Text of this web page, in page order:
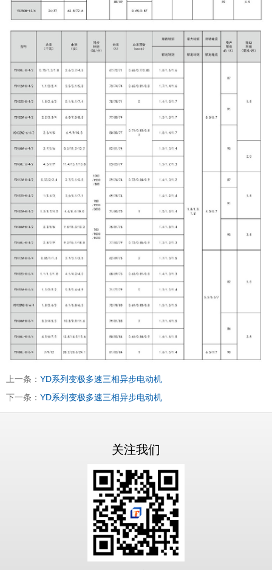
上一条： YD系列变极多速三相异步电动机
下一条： YD系列变极多速三相异步电动机
关注我们